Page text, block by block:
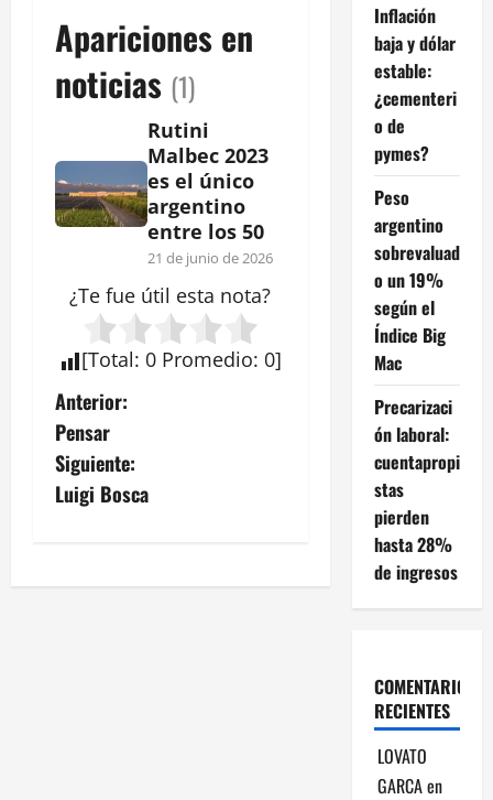
Apariciones en
noticias (1)
Rutini
Malbec 2023
es el único
argentino
entre los 50
21 de junio de 2026
¿Te fue útil esta nota?
[Total: 0 Promedio: 0]
N
a
v
g
Anterior:
Pensar
Siguiente:
Luigi Bosca
Inflación
baja y dólar
estable:
¿cementeri
o de
pymes?
Peso
argentino
sobrevaluad
o un 19%
según el
Índice Big
Mac
Precarizaci
ón laboral:
cuentapropi
stas
pierden
hasta 28%
de ingresos
COMENTARIOS
RECIENTES
LOVATO
GARCAen